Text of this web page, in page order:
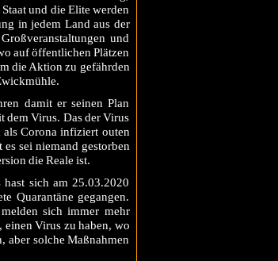
und die Elite werden
in jedem Land aus der
und
auf öffentlichen Plätzen
die Aktion zu gefährden
damit er seinen Plan
dem Virus. Das der Virus
Corona infiziert outen
sei niemand gestorben
die Reale ist.
sich am 25.03.2020
Quarantäne gegangen.
sich immer mehr
Virus zu haben, wo
aber solche Maßnahmen